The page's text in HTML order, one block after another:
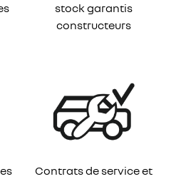
stock garantis
constructeurs
Contrats de service et